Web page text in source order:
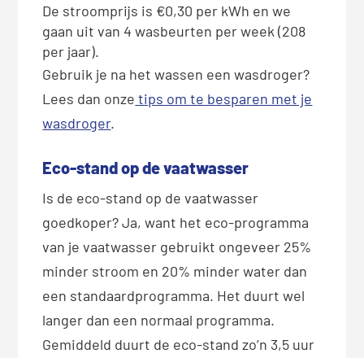
De stroomprijs is €0,30 per kWh en we
gaan uit van 4 wasbeurten per week (208
per jaar).
Gebruik je na het wassen een wasdroger?
Lees dan onze tips om te besparen met je
wasdroger.
Eco-stand op de vaatwasser
Is de eco-stand op de vaatwasser
goedkoper? Ja, want het eco-programma
van je vaatwasser gebruikt ongeveer 25%
minder stroom en 20% minder water dan
een standaardprogramma. Het duurt wel
langer dan een normaal programma.
Gemiddeld duurt de eco-stand zo’n 3,5 uur